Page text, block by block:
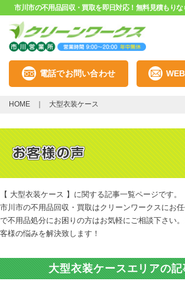
市川市の不用品回収・買取を即日対応！無料見積もりな
電話でお問い合わせ
HOME 大型衣装ケース
【 大型衣装ケース 】に関する記事一覧ページです。
市川市の不用品回収・買取はクリーンワークスにお
で不用品処分にお困りの方はお気軽にご相談下さい
客様の悩みを解決致します！
大型衣装ケースエリアの